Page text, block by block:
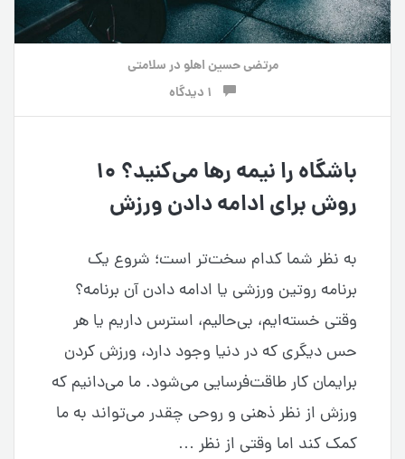
مرتضی حسین اهلو درسلامتی
باشگاه را نیمه رها می‌کنید؟ ۱۰
روش برای ادامه دادن ورزش
به نظر شما کدام سخت‌تر است؛ شروع یک
برنامه روتین ورزشی یا ادامه دادن آن برنامه؟
وقتی خسته‌ایم، بی‌حالیم، استرس داریم یا هر
حس دیگری که در دنیا وجود دارد، ورزش کردن
برایمان کار طاقت‌فرسایی می‌شود. ما می‌دانیم که
ورزش از نظر ذهنی و روحی چقدر می‌تواند به ما
کمک کند اما وقتی از نظر …